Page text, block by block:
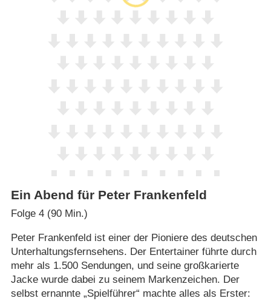
Ein Abend für Peter Frankenfeld
Folge 4 (90 Min.)
Peter Frankenfeld ist einer der Pioniere des deutschen
Unterhaltungsfernsehens. Der Entertainer führte durch
mehr als 1.500 Sendungen, und seine großkarierte
Jacke wurde dabei zu seinem Markenzeichen. Der
selbst ernannte „Spielführer“ machte alles als Erster: